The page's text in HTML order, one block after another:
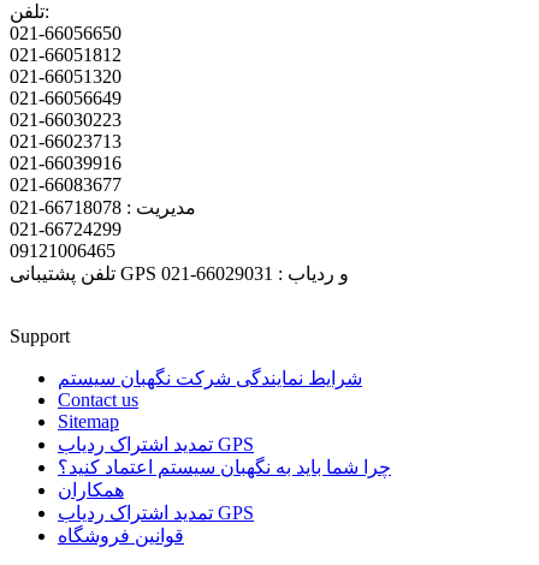
تلفن:
021-66056650
021-66051812
021-66051320
021-66056649
021-66030223
021-66023713
021-66039916
021-66083677
مدیریت : 66718078-021
021-66724299
09121006465
تلفن پشتیبانی GPS و ردیاب : 66029031-021
Support
شرایط نمایندگی شرکت نگهبان سیستم
Contact us
Sitemap
تمدید اشتراک ردیاب GPS
چرا شما باید به نگهبان سیستم اعتماد کنید؟
همکاران
تمدید اشتراک ردیاب GPS
قوانین فروشگاه